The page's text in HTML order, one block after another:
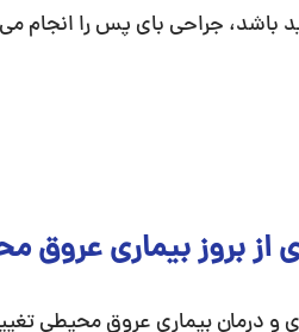
جراحی بای پس را انجام
از بروز بیماری عروق
و درمان بیماری عروق محیطی